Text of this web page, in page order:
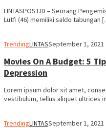
LINTASPOST.ID – Seorang
Lutfi (46) memiliki saldo tabungan
TrendingLINTASSeptember 1, 2021
Movies On A Budget: 5
Depression
Lorem ipsum dolor sit amet,
vestibulum, tellus aliquet ultrices
TrendingLINTASSeptember 1, 2021